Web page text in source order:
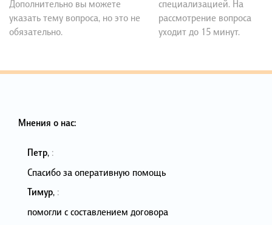
Дополнительно вы можете
указать тему вопроса, но это не
обязательно.
специализацией. На
рассмотрение вопроса
уходит до 15 минут.
Мнения о нас:
Петр, :
Спасибо за оперативную помощь
Тимур, :
помогли с составлением договора